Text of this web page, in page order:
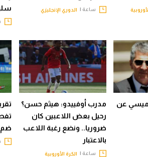
ساعة | الدوري الإنجليزي
ميسي عن
مدرب أوفييدو: هيثم حسن؟
رحيل بعض اللاعبين كان
ضروريا.. ونضع رغبة اللاعب
بالاعتبار
ساعة | الكرة الأوروبية
ضم